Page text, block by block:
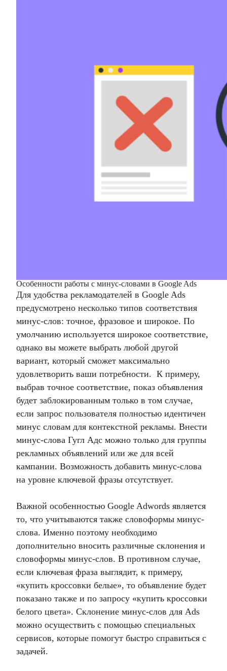
Особенности работы с минус-словами в Google Ads
Для удобства рекламодателей в Google Ads
предусмотрено несколько типов соответствия
минус-слов: точное, фразовое и широкое. По
умолчанию используется широкое соответствие,
однако вы можете выбрать любой другой
вариант, который сможет максимально
удовлетворить ваши потребности. К примеру,
выбрав точное соответствие, показ объявления
будет заблокированным только в том случае,
если запрос пользователя полностью идентичен
минус словам для контекстной рекламы. Внести
минус-слова Гугл Адс можно только для группы
рекламных объявлений или же для всей
кампании. Возможность добавить минус-слова
на уровне ключевой фразы отсутствует.
Важной особенностью Google Adwords является
то, что учитываются также словоформы минус-
слова. Именно поэтому необходимо
дополнительно вносить различные склонения и
словоформы минус-слов. В противном случае,
если ключевая фраза выглядит, к примеру,
«купить кроссовки белые», то объявление будет
показано также и по запросу «купить кроссовки
белого цвета». Склонение минус-слов для Ads
можно осуществить с помощью специальных
сервисов, которые помогут быстро справиться с
задачей.